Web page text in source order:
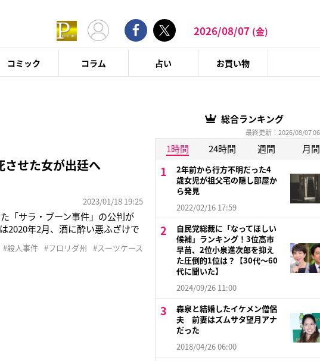
2026/08/07 (金)
コミック コラム 占い お買い物
せた女が出廷へ
2023/01/18 19:25
「サラ・ブーン事件」の公判が
2020年2月、酒に酔い悪ふざけで
ながらかくれんぼをしており、彼
#殺人事件 #フロリダ州 #スーツケース
総合ランキング
最終更新：2026/08/07
1時間 24時間 週間 月間
2年前から行方不明だった4
歳女児が祖父宅の隠し部屋か
ら発見
2022/02/16 17:59
自民党総裁に「なってほしい
候補」ランキング！3位高市
早苗、2位小泉進次郎を抑え
た圧倒的1位は？【30代〜60
代に聞いた】
2024/09/26 11:00
森泉と結婚したイケメン僧侶
夫 前妻はズムサタ望月アナ
だった
2018/04/26 06:00